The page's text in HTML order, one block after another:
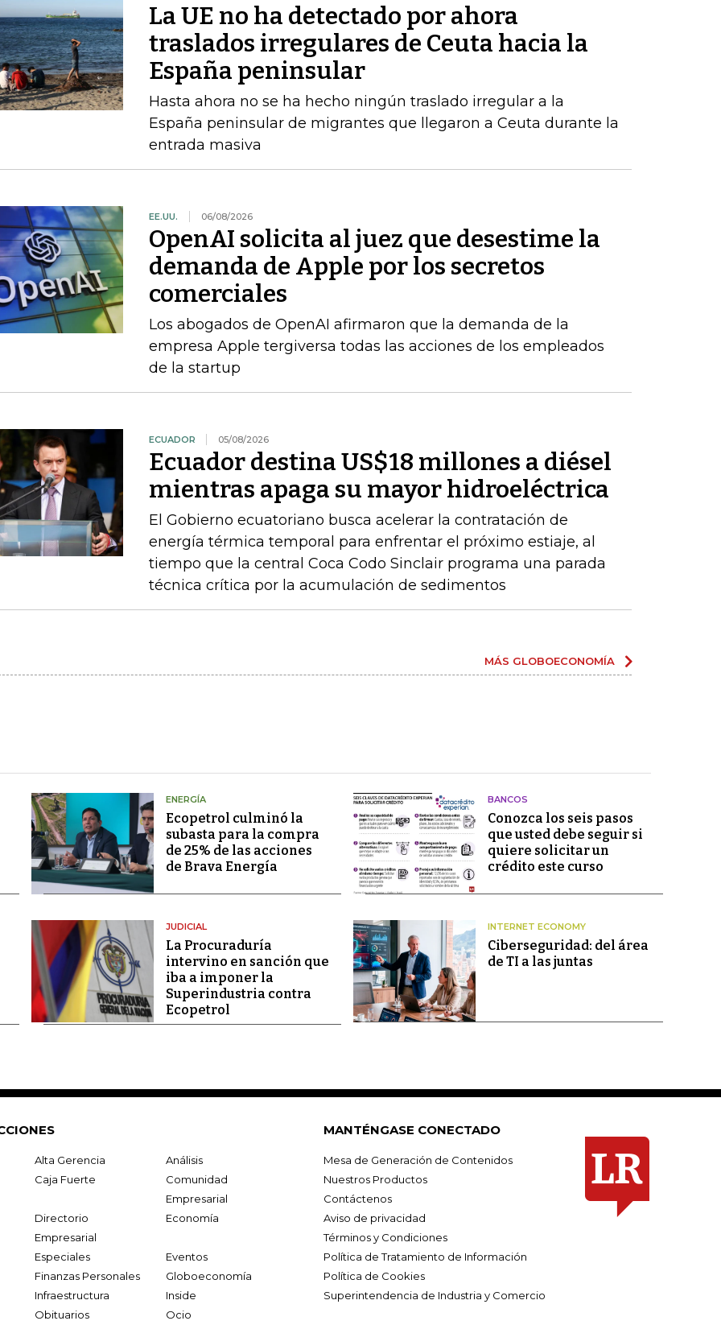
La UE no ha detectado por ahora
traslados irregulares de Ceuta hacia la
España peninsular
Hasta ahora no se ha hecho ningún traslado irregular a la
España peninsular de migrantes que llegaron a Ceuta durante la
entrada masiva
EE.UU. 06/08/2026
OpenAI solicita al juez que desestime la
demanda de Apple por los secretos
comerciales
Los abogados de OpenAI afirmaron que la demanda de la
empresa Apple tergiversa todas las acciones de los empleados
de la startup
ECUADOR 05/08/2026
Ecuador destina US$18 millones a diésel
mientras apaga su mayor hidroeléctrica
El Gobierno ecuatoriano busca acelerar la contratación de
energía térmica temporal para enfrentar el próximo estiaje, al
tiempo que la central Coca Codo Sinclair programa una parada
técnica crítica por la acumulación de sedimentos
MÁS GLOBOECONOMÍA
ENERGÍA
Ecopetrol culminó la
subasta para la compra
de 25% de las acciones
de Brava Energía
BANCOS
Conozca los seis pasos
que usted debe seguir si
quiere solicitar un
crédito este curso
JUDICIAL
La Procuraduría
intervino en sanción que
iba a imponer la
Superindustria contra
Ecopetrol
INTERNET ECONOMY
Ciberseguridad: del área
de TI a las juntas
Alta Gerencia
Análisis
Caja Fuerte
Comunidad
Empresarial
Directorio
Empresarial
Economía
Especiales
Eventos
Finanzas Personales
Globoeconomía
Infraestructura
Inside
Obituarios
Ocio
MANTÉNGASE CONECTADO
Mesa de Generación de Contenidos
Nuestros Productos
Contáctenos
Aviso de privacidad
Términos y Condiciones
Política de Tratamiento de Información
Política de Cookies
Superintendencia de Industria y Comercio